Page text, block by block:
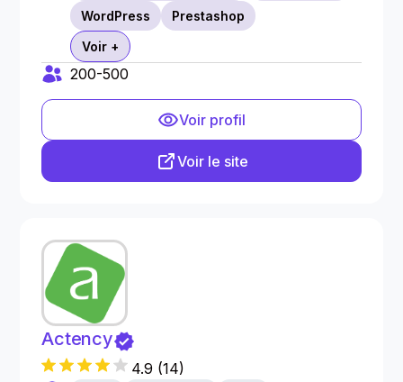
WordPress
Prestashop
Voir +
200-500
Voir profil
Voir le site
Actency
4.9 (14)